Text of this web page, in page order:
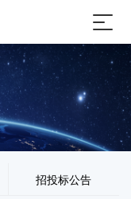
招投标公告